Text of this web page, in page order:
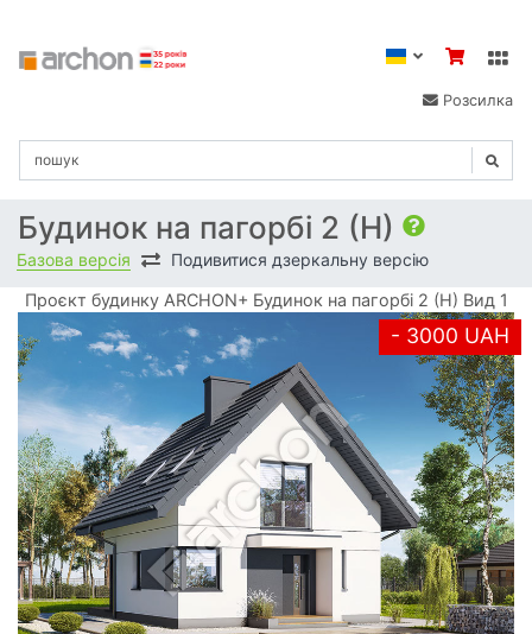
Розсилка
Будинок на пагорбі 2 (Н)
Базова версія Подивитися дзеркальну версію
Проєкт будинку ARCHON+ Будинок на пагорбі 2 (Н) Вид 1
- 3000 UAH